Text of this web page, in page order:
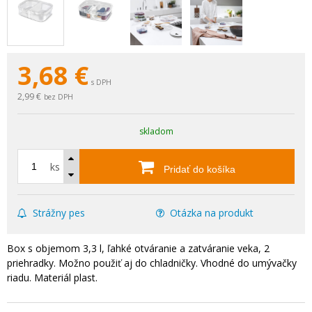
3,68 € s DPH
2,99 € bez DPH
skladom
ks Pridať do košíka
Strážny pes Otázka na produkt
Box s objemom 3,3 l, ľahké otváranie a zatváranie veka, 2
priehradky. Možno použiť aj do chladničky. Vhodné do umývačky
riadu. Materiál plast.